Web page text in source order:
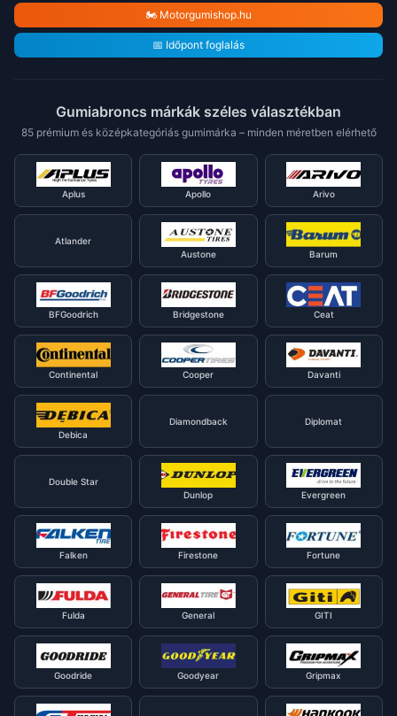
🏍️ Motorgumishop.hu
📅 Időpont foglalás
Gumiabroncs márkák széles választékban
85 prémium és középkategóriás gumimárka – minden méretben elérhető
Aplus Apollo Arivo
Atlander
Austone
Barum
BFGoodrich Bridgestone Ceat
Continental Cooper Davanti
Debica
Diamondback Diplomat
Double Star
Dunlop
Evergreen
Falken Firestone Fortune
Fulda General GITI
Goodride Goodyear Gripmax